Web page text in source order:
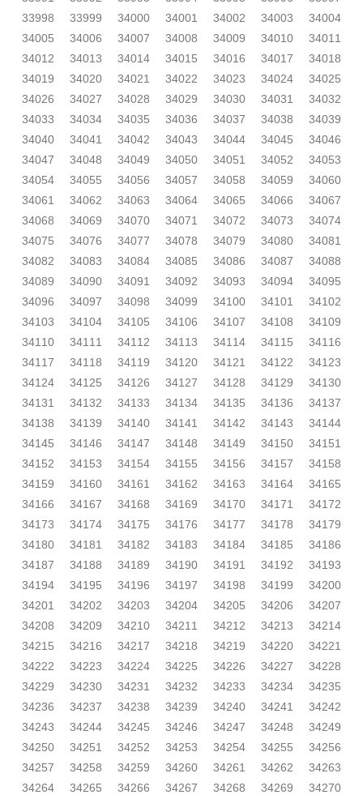
33998
33999 34000 34001 34002 34003
34004
34005
34006 34007 34008 34009 34010
34011
34012
34013 34014 34015 34016 34017
34018
34019
34020 34021 34022 34023 34024
34025
34026
34027 34028 34029 34030 34031
34032
34033
34034 34035 34036 34037 34038
34039
34040
34041 34042 34043 34044 34045
34046
34047
34048 34049 34050 34051 34052
34053
34054
34055 34056 34057 34058 34059
34060
34061
34062 34063 34064 34065 34066
34067
34068
34069 34070 34071 34072 34073
34074
34075
34076 34077 34078 34079 34080
34081
34082
34083 34084 34085 34086 34087
34088
34089
34090 34091 34092 34093 34094
34095
34096
34097 34098 34099 34100 34101
34102
34103
34104 34105 34106 34107 34108
34109
34110
34111 34112 34113 34114 34115
34116
34117
34118 34119 34120 34121 34122
34123
34124
34125 34126 34127 34128 34129
34130
34131
34132 34133 34134 34135 34136
34137
34138
34139 34140 34141 34142 34143
34144
34145
34146 34147 34148 34149 34150
34151
34152
34153 34154 34155 34156 34157
34158
34159
34160 34161 34162 34163 34164
34165
34166
34167 34168 34169 34170 34171
34172
34173
34174 34175 34176 34177 34178
34179
34180
34181 34182 34183 34184 34185
34186
34187
34188 34189 34190 34191 34192
34193
34194
34195 34196 34197 34198 34199
34200
34201
34202 34203 34204 34205 34206
34207
34208
34209 34210 34211 34212 34213
34214
34215
34216 34217 34218 34219 34220
34221
34222
34223 34224 34225 34226 34227
34228
34229
34230 34231 34232 34233 34234
34235
34236
34237 34238 34239 34240 34241
34242
34243
34244 34245 34246 34247 34248
34249
34250
34251 34252 34253 34254 34255
34256
34257
34258 34259 34260 34261 34262
34263
34264
34265 34266 34267 34268 34269
34270